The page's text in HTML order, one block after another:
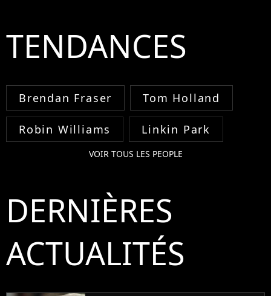
TENDANCES
Brendan Fraser Tom Holland
Robin Williams Linkin Park
VOIR TOUS LES PEOPLE
DERNIÈRES
ACTUALITÉS